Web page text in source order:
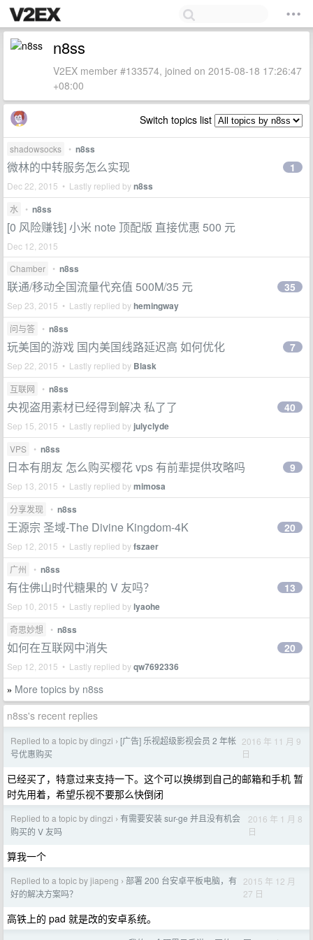
n8ss
V2EX member #133574, joined on 2015-08-18 17:26:47
+08:00
Switch topics list
shadowsocks • n8ss
微林的中转服务怎么实现
Dec 22, 2015 • Lastly replied byn8ss
1
水 • n8ss
[0 风险赚钱] 小米 note 顶配版 直接优惠 500 元
Dec 12, 2015
Chamber
• n8ss
联通/移动全国流量代充值 500M/35 元
Sep 23, 2015 • Lastly replied byhemingway
35
问与答 • n8ss
玩美国的游戏 国内美国线路延迟高 如何优化
Sep 22, 2015 • Lastly replied by Blask
7
互联网 • n8ss
央视盗用素材已经得到解决 私了了
Sep 15, 2015 • Lastly replied by julyclyde
40
VPS • n8ss
日本有朋友 怎么购买樱花 vps 有前辈提供攻略吗
Sep 13, 2015 • Lastly replied bymimosa
9
分享发现 • n8ss
王源宗 圣域-The Divine Kingdom-4K
Sep 12, 2015 • Lastly replied byfszaer
20
广州 • n8ss
有住佛山时代糖果的 V 友吗？
Sep 10, 2015 • Lastly replied bylyaohe
13
奇思妙想 • n8ss
如何在互联网中消失
Sep 12, 2015 • Lastly replied byqw7692336
20
» More topics by n8ss
n8ss's recent replies
Replied to a topic by dingzi › [广告] 乐视超级影视会员 2 年帐
号优惠购买
2016 年 11 月 9
日
已经买了，特意过来支持一下。这个可以换绑到自己的邮箱和手机 暂
时先用着，希望乐视不要那么快倒闭
Replied to a topic by dingzi › 有需要安装 sur-ge 并且没有机会
购买的 V 友吗
2016 年 1 月 8
日
算我一个
Replied to a topic by jiapeng › 部署 200 台安卓平板电脑，有
好的解决方案吗？
2015 年 12 月
27 日
高铁上的 pad 就是改的安卓系统。